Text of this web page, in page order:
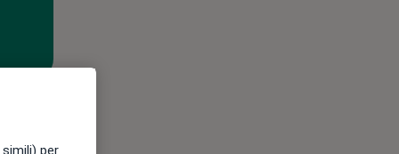
per